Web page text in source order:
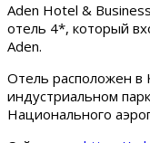
Aden Hotel &
отель 4*, который
Aden.
Отель расположен в
индустриальном
Национального